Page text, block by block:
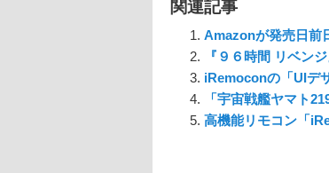
関連記事
Amazonが発売日前
『９６時間 リベン
iRemoconの「UIデ
「宇宙戦艦ヤマト
高機能リモコン「